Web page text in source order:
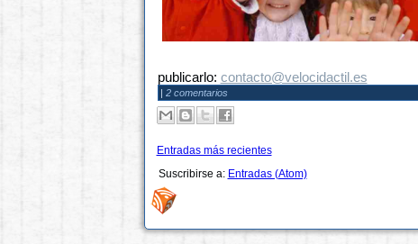
publicarlo: contacto@velocidactil.es
| 2 comentarios
Entradas más recientes
Suscribirse a: Entradas (Atom)